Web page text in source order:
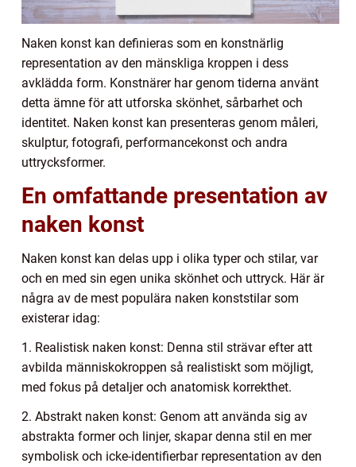
Naken konst kan definieras som en konstnärlig
representation av den mänskliga kroppen i dess
avklädda form. Konstnärer har genom tiderna använt
detta ämne för att utforska skönhet, sårbarhet och
identitet. Naken konst kan presenteras genom måleri,
skulptur, fotografi, performancekonst och andra
uttrycksformer.
En omfattande presentation av
naken konst
Naken konst kan delas upp i olika typer och stilar, var
och en med sin egen unika skönhet och uttryck. Här är
några av de mest populära naken konststilar som
existerar idag:
1. Realistisk naken konst: Denna stil strävar efter att
avbilda människokroppen så realistiskt som möjligt,
med fokus på detaljer och anatomisk korrekthet.
2. Abstrakt naken konst: Genom att använda sig av
abstrakta former och linjer, skapar denna stil en mer
symbolisk och icke-identifierbar representation av den